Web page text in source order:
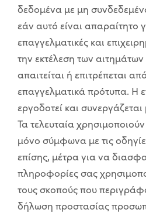
δεδομένα με μη
εάν αυτό είναι απαραίτητο
επαγγελματικές και
την εκτέλεση των
απαιτείται ή επιτρέπεται
επαγγελματικά πρότυπα. Η
εργοδοτεί και
Τα τελευταία
μόνο σύμφωνα με τις
επίσης, μέτρα για να
πληροφορίες σας
τους σκοπούς που
δήλωση προστασίας